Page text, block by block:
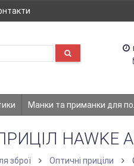
Манки та приманки для
HAWKE
зброї Оптичні приціли